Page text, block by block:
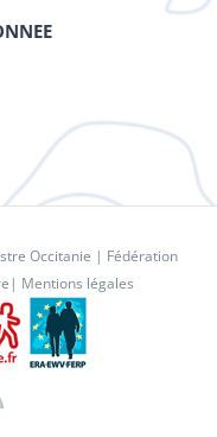
Occitanie | Fédération
| Mentions légales